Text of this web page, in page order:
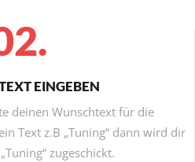
EINGEBEN
deinen Wunschtext für die
Text z.B „Tuning“ dann wird dir
zugeschickt.